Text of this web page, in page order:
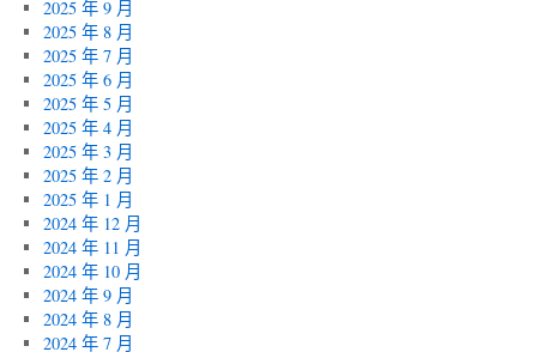
2025 年 9 月
2025 年 8 月
2025 年 7 月
2025 年 6 月
2025 年 5 月
2025 年 4 月
2025 年 3 月
2025 年 2 月
2025 年 1 月
2024 年 12 月
2024 年 11 月
2024 年 10 月
2024 年 9 月
2024 年 8 月
2024 年 7 月